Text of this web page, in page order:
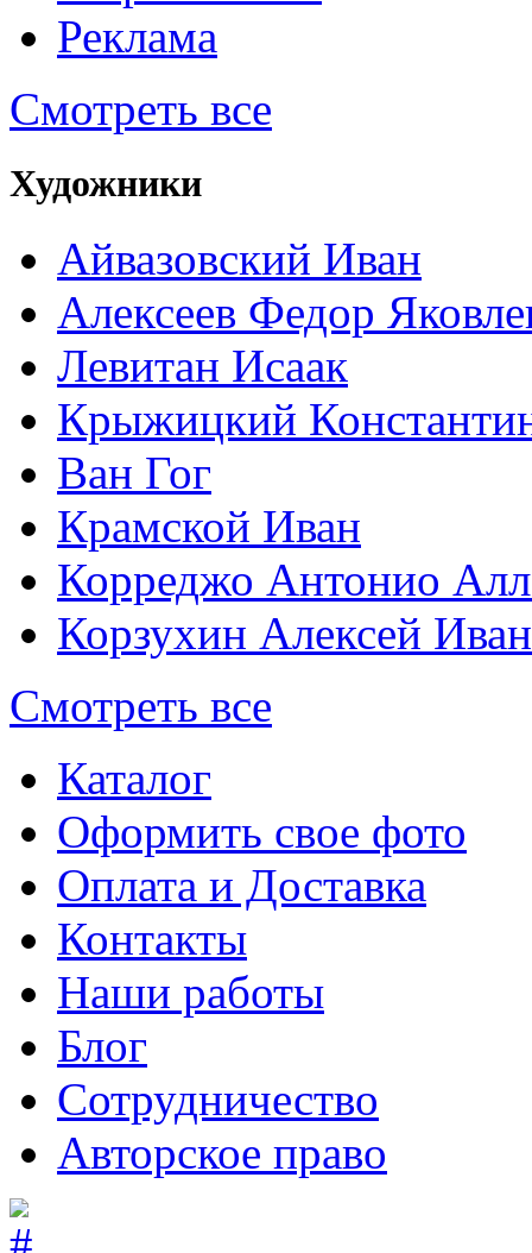
Реклама
Смотреть все
Художники
Айвазовский Иван
Алексеев Федор
Левитан Исаак
Крыжицкий
Ван Гог
Крамской Иван
Корреджо Антонио
Корзухин Алексей
Смотреть все
Каталог
Оформить свое фото
Оплата и Доставка
Контакты
Наши работы
Блог
Сотрудничество
Авторское право